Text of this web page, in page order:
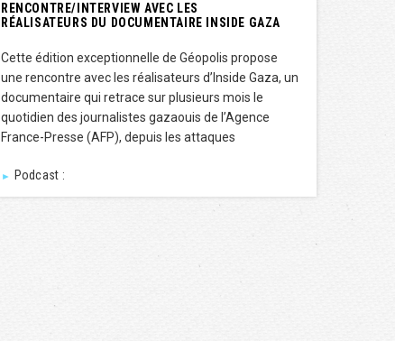
RENCONTRE/INTERVIEW AVEC LES
RÉALISATEURS DU DOCUMENTAIRE INSIDE GAZA
Cette édition exceptionnelle de Géopolis propose
une rencontre avec les réalisateurs d’Inside Gaza, un
documentaire qui retrace sur plusieurs mois le
quotidien des journalistes gazaouis de l’Agence
France-Presse (AFP), depuis les attaques
► Podcast :